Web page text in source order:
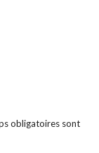
obligatoires sont